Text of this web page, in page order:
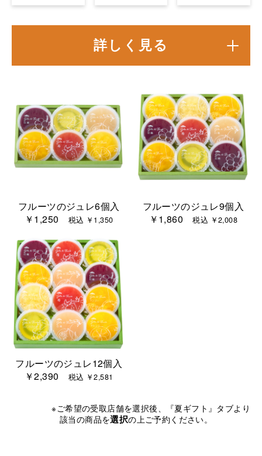
詳しく見る
フルーツのジュレ6個入
￥1,250
税込 ￥1,350
フルーツのジュレ9個入
￥1,860税込 ￥2,008
フルーツのジュレ12個入
￥2,390
税込 ￥2,581
※ご希望の受取店舗を選択後、『夏ギフト』タブより
該当の商品を選択の上ご予約ください。